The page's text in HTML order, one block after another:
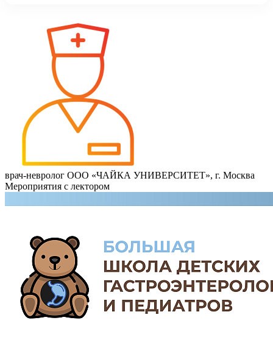
врач-невролог ООО «ЧАЙКА УНИВЕРСИТЕТ», г. Москва
Мероприятия с лектором